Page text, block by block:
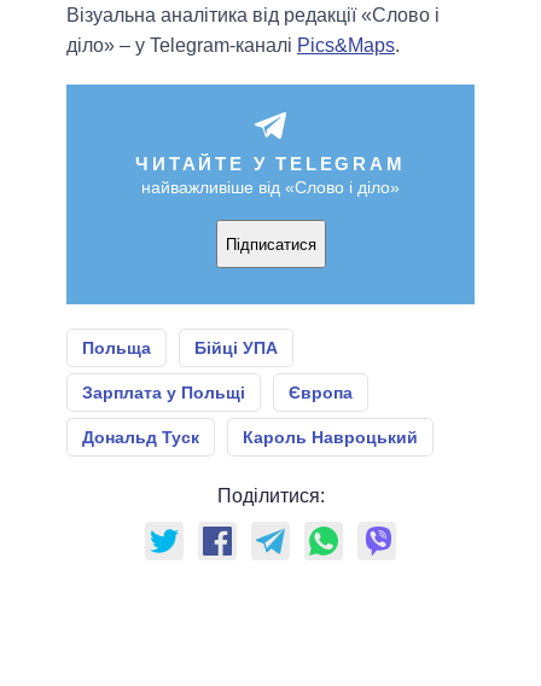
Візуальна аналітика від редакції «Слово і
діло» – у Telegram-каналі Pics&Maps.
ЧИТАЙТЕ У TELEGRAM
найважливіше від «Слово і діло»
Підписатися
Польща Бійці УПА
Зарплата у Польщі Європа
Дональд Туск Кароль Навроцький
Поділитися: